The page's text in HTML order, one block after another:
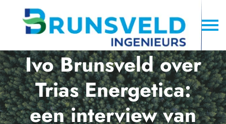
Ivo Brunsveld over
Trias Energetica:
een interview van